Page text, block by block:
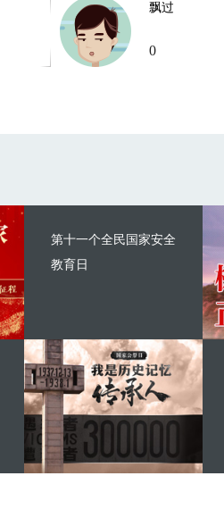
飘过
0
第十一个全民国家安全
教育日